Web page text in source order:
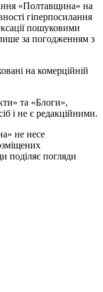
«Полтавщина» на
гіперпосилання
пошуковими
за погодженням з
на комерційній
та «Блоги»,
і не є редакційними.
не несе
поділяє погляди